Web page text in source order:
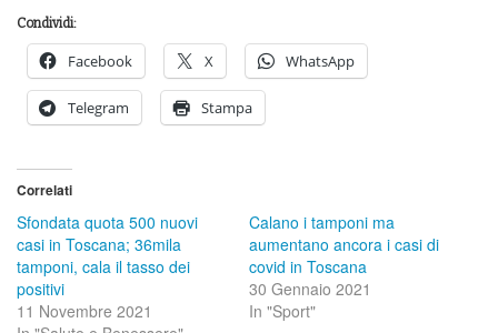
Condividi:
Facebook X WhatsApp
Telegram Stampa
Correlati
Sfondata quota 500 nuovi
casi in Toscana; 36mila
tamponi, cala il tasso dei
positivi
11 Novembre 2021
Calano i tamponi ma
aumentano ancora i casi di
covid in Toscana
30 Gennaio 2021
In "Sport"